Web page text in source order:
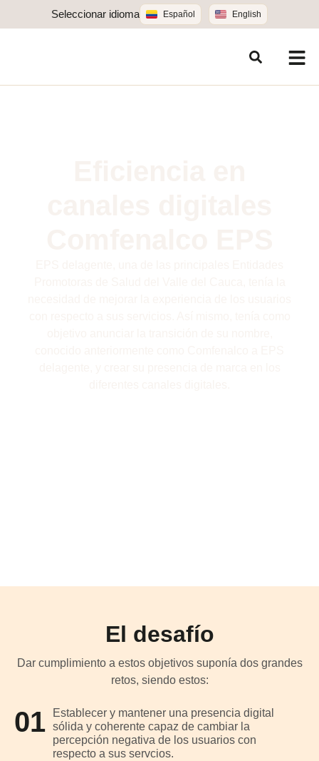
Seleccionar idioma Español English
El desafío
Dar cumplimiento a estos objetivos suponía dos grandes
retos, siendo estos:
01
Establecer y mantener una presencia digital
sólida y coherente capaz de cambiar la
percepción negativa de los usuarios con
respecto a sus servcios.